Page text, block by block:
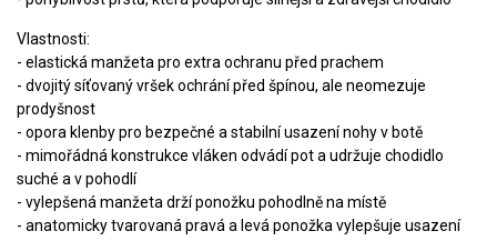
Vlastnosti:
- elastická manžeta pro extra ochranu před prachem
- dvojitý síťovaný vršek ochrání před špínou, ale neomezuje
prodyšnost
- opora klenby pro bezpečné a stabilní usazení nohy v botě
- mimořádná konstrukce vláken odvádí pot a udržuje chodidlo
suché a v pohodlí
- vylepšená manžeta drží ponožku pohodlně na místě
- anatomicky tvarovaná pravá a levá ponožka vylepšuje usazení